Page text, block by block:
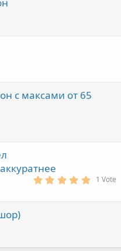
с максами от 65
д
1 Vote